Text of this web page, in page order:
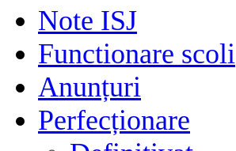
Note ISJ
Functionare scoli
Anunțuri
Perfecționare